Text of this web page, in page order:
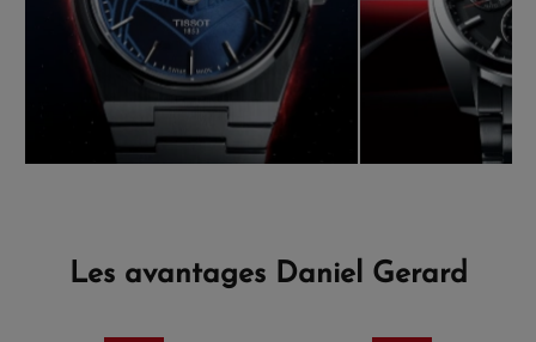
Les avantages Daniel Gerard